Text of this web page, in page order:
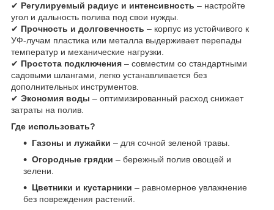
✔ Регулируемый радиус и интенсивность – настройте
угол и дальность полива под свои нужды.
✔ Прочность и долговечность – корпус из устойчивого к
УФ-лучам пластика или металла выдерживает перепады
температур и механические нагрузки.
✔ Простота подключения – совместим со стандартными
садовыми шлангами, легко устанавливается без
дополнительных инструментов.
✔ Экономия воды – оптимизированный расход снижает
затраты на полив.
Где использовать?
Газоны и лужайки – для сочной зеленой травы.
Огородные грядки – бережный полив овощей и
зелени.
Цветники и кустарники – равномерное увлажнение
без повреждения растений.